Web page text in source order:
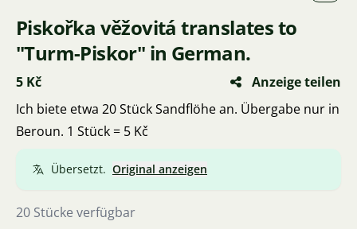
Piskořka věžovitá translates to
"Turm-Piskor" in German.
5 Kč
Anzeige teilen
Ich biete etwa 20 Stück Sandflöhe an. Übergabe nur in
Beroun. 1 Stück = 5 Kč
Übersetzt. Original anzeigen
20 Stücke verfügbar